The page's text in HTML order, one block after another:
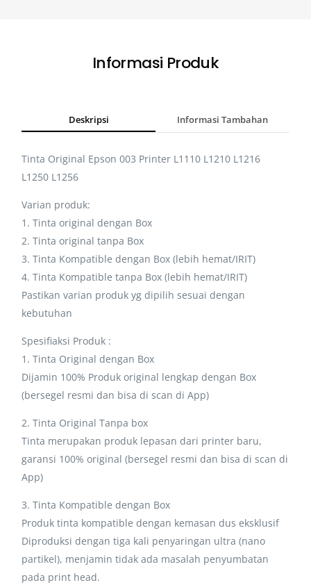
Informasi Produk
Deskripsi Informasi Tambahan
Tinta Original Epson 003 Printer L1110 L1210 L1216
L1250 L1256
Varian produk:
1. Tinta original dengan Box
2. Tinta original tanpa Box
3. Tinta Kompatible dengan Box (lebih hemat/IRIT)
4. Tinta Kompatible tanpa Box (lebih hemat/IRIT)
Pastikan varian produk yg dipilih sesuai dengan
kebutuhan
Spesifiaksi Produk :
1. Tinta Original dengan Box
Dijamin 100% Produk original lengkap dengan Box
(bersegel resmi dan bisa di scan di App)
2. Tinta Original Tanpa box
Tinta merupakan produk lepasan dari printer baru,
garansi 100% original (bersegel resmi dan bisa di scan di
App)
3. Tinta Kompatible dengan Box
Produk tinta kompatible dengan kemasan dus eksklusif
Diproduksi dengan tiga kali penyaringan ultra (nano
partikel), menjamin tidak ada masalah penyumbatan
pada print head.